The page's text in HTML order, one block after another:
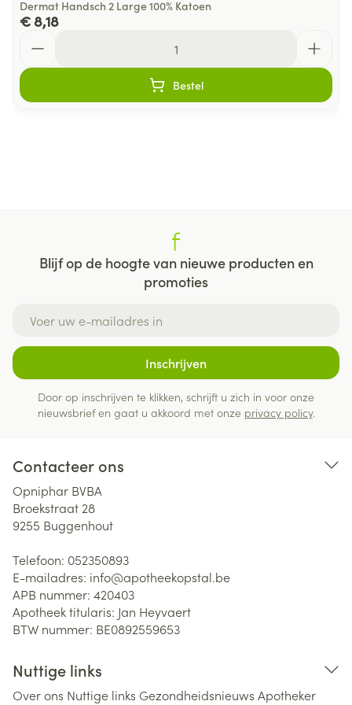
Dermat Handsch 2 Large 100% Katoen
€ 8,18
Bestel
Blijf op de hoogte van nieuwe producten en
promoties
Inschrijven
Door op inschrijven te klikken, schrijft u zich in voor onze
nieuwsbrief en gaat u akkoord met onze privacy policy.
Contacteer ons
Opniphar BVBA
Broekstraat 28
9255 Buggenhout
Telefoon: 052350893
E-mailadres: info@apotheekopstal.be
APB nummer: 420403
Apotheek titularis: Jan Heyvaert
BTW nummer: BE0892559653
Nuttige links
Over ons Nuttige links Gezondheidsnieuws Apotheker